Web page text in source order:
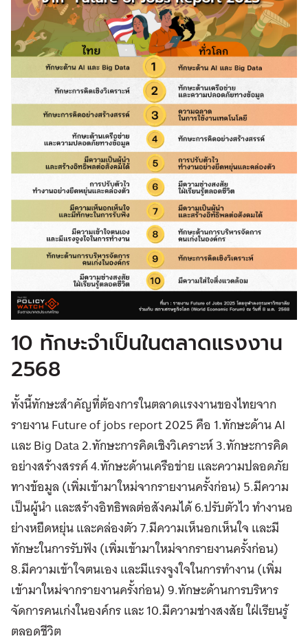
10 ทักษะจำเป็นในตลาดแรงงาน
2568
ทั้งนี้ทักษะสำคัญที่ต้องการในตลาดแรงงานของไทยจาก
รายงาน Future of jobs report 2025 คือ 1.ทักษะด้าน AI
และ Big Data 2.ทักษะการคิดเชิงวิเคราะห์ 3.ทักษะการคิด
อย่างสร้างสรรค์ 4.ทักษะด้านเครือข่าย และความปลอดภัย
ทางข้อมูล (เพิ่มเข้ามาใหม่จากรายงานครั้งก่อน) 5.มีความ
เป็นผู้นำ และสร้างอิทธิพลต่อสังคมได้ 6.ปรับตัวไว ทำงานอ
ย่างหยืดหยุ่น และคล่องตัว 7.มีความเห็นอกเห็นใจ และมี
ทักษะในการรับฟัง (เพิ่มเข้ามาใหม่จากรายงานครั้งก่อน)
8.มีความเข้าใจตนเอง และมีแรงจูงใจในการทำงาน (เพิ่ม
เข้ามาใหม่จากรายงานครั้งก่อน) 9.ทักษะด้านการบริหาร
จัดการคนเก่งในองค์กร และ 10.มีความช่างสงสัย ใฝ่เรียนรู้
ตลอดชีวิต